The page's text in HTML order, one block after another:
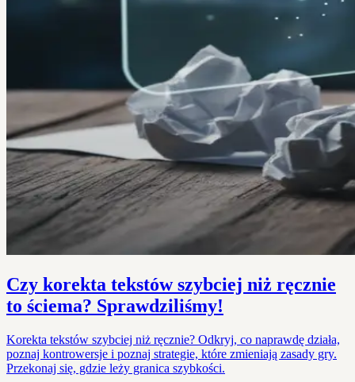
Czy korekta tekstów szybciej niż ręcznie
to ściema? Sprawdziliśmy!
Korekta tekstów szybciej niż ręcznie? Odkryj, co naprawdę działa,
poznaj kontrowersje i poznaj strategie, które zmieniają zasady gry.
Przekonaj się, gdzie leży granica szybkości.